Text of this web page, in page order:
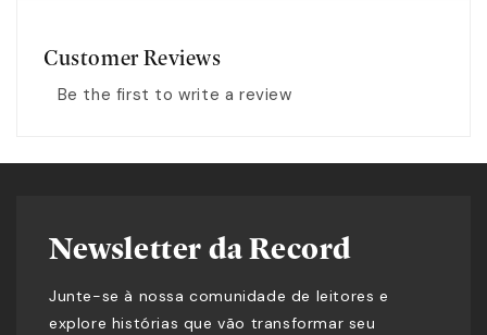
Customer Reviews
Be the first to write a review
Newsletter da Record
Junte-se à nossa comunidade de leitores e
explore histórias que vão transformar seu